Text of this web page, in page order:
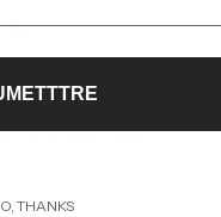
extensible
THANKS